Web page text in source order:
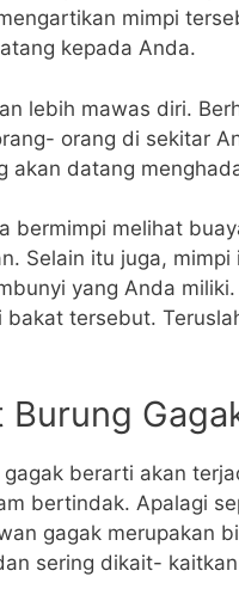
mimpi
kepada Anda.
lebih mawas diri.
orang di sekitar
akan datang
bermimpi melihat
Selain itu juga, mimpi
yang Anda
tersebut.
berarti akan
bertindak. Apalagi
gagak merupakan
sering dikait-